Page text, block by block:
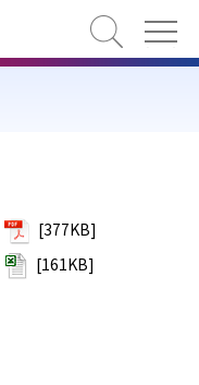
検索
[377KB]
[161KB]